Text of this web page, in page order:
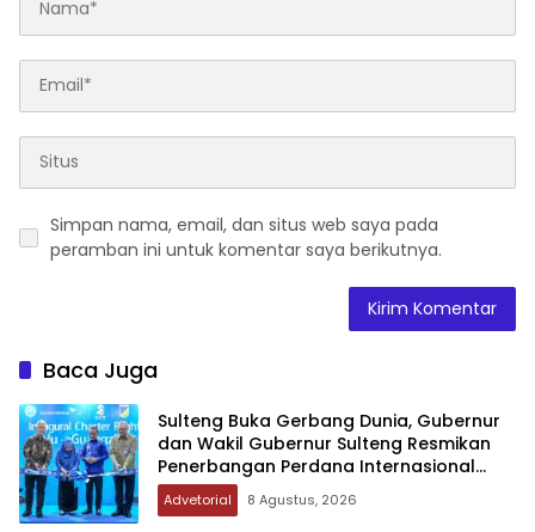
Simpan nama, email, dan situs web saya pada
peramban ini untuk komentar saya berikutnya.
Baca Juga
Sulteng Buka Gerbang Dunia, Gubernur
dan Wakil Gubernur Sulteng Resmikan
Penerbangan Perdana Internasional
Palu-Guangzhou
Advetorial 8 Agustus, 2026